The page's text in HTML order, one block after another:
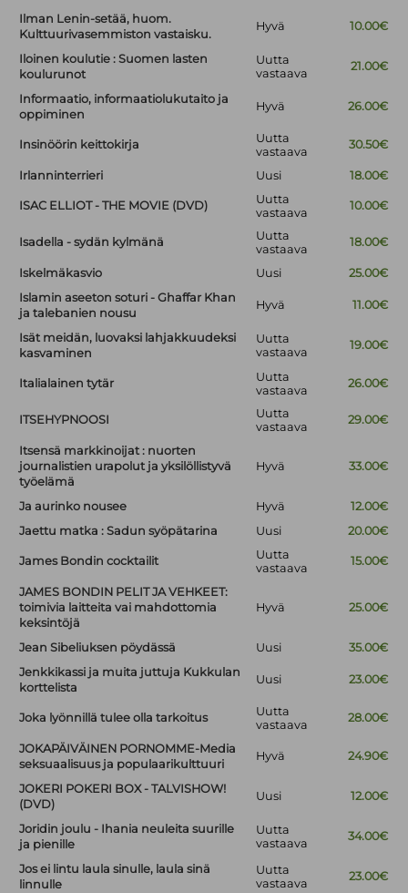
Ilman Lenin-setää, huom.
Kulttuurivasemmiston vastaisku.
Hyvä 10.00€
Iloinen koulutie : Suomen lasten
koulurunot
Uutta
vastaava
21.00€
Informaatio, informaatiolukutaito ja
oppiminen
Hyvä 26.00€
Insinöörin keittokirja
Uutta
vastaava
30.50€
Irlanninterrieri Uusi 18.00€
ISAC ELLIOT - THE MOVIE (DVD)
Uutta
vastaava
10.00€
Isadella - sydän kylmänä
Uutta
vastaava
18.00€
Iskelmäkasvio Uusi
25.00€
Islamin aseeton soturi - Ghaffar Khan
ja talebanien nousu
Hyvä 11.00€
Isät meidän, luovaksi lahjakkuudeksi
kasvaminen
Uutta
vastaava
19.00€
Italialainen tytär
Uutta
vastaava
26.00€
ITSEHYPNOOSI
Uutta
vastaava
29.00€
Itsensä markkinoijat : nuorten
journalistien urapolut ja yksilöllistyvä
työelämä
Hyvä 33.00€
Ja aurinko nousee Hyvä
12.00€
Jaettu matka : Sadun syöpätarina
Uusi 20.00€
James Bondin cocktailit
Uutta
vastaava
15.00€
JAMES BONDIN PELIT JA VEHKEET:
toimivia laitteita vai mahdottomia
keksintöjä
Hyvä 25.00€
Jean Sibeliuksen pöydässä Uusi
35.00€
Jenkkikassi ja muita juttuja Kukkulan
korttelista
Uusi 23.00€
Joka lyönnillä tulee olla tarkoitus
Uutta
vastaava
28.00€
JOKAPÄIVÄINEN PORNOMME-Media
seksuaalisuus ja populaarikulttuuri
Hyvä 24.90€
JOKERI POKERI BOX - TALVISHOW!
(DVD)
Uusi 12.00€
Joridin joulu - Ihania neuleita suurille
ja pienille
Uutta
vastaava
34.00€
Jos ei lintu laula sinulle, laula sinä
linnulle
Uutta
vastaava
23.00€